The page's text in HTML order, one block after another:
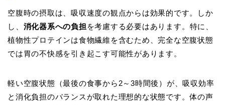
空腹時の摂取は、吸収速度の観点からは効果的です。しか
し、 消化器系への負担 を考慮する必要はあります。特に、
植物性プロテインは食物繊維を含むため、完全な空腹状態
では胃の不快感を引き起こす可能性があります。
軽い空腹状態（最後の食事から2～3時間後）が、吸収効率
と消化負担のバランスが取れた理想的な状態です。体の声